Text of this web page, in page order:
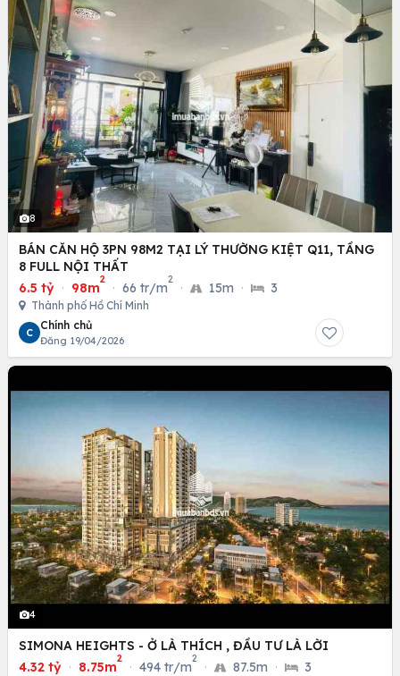
8
BÁN CĂN HỘ 3PN 98M2 TẠI LÝ THƯỜNG KIỆT Q11, TẦNG
8 FULL NỘI THẤT
6.5 tỷ · 98m
2
· 66 tr/m
2
· 15m · 3
Thành phố Hồ Chí Minh
C
Chính chủ
Đăng 19/04/2026
4
SIMONA HEIGHTS - Ở LÀ THÍCH , ĐẦU TƯ LÀ LỜI
4.32 tỷ · 8.75m
2
· 494 tr/m
2
· 87.5m · 3